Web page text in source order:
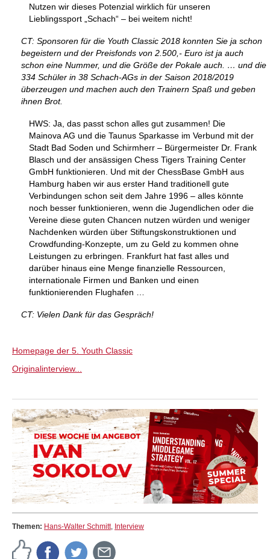
Nutzen wir dieses Potenzial wirklich für unseren
Lieblingssport „Schach“ – bei weitem nicht!
CT: Sponsoren für die Youth Classic 2018 konnten Sie ja schon
begeistern und der Preisfonds von 2.500,- Euro ist ja auch
schon eine Nummer, und die Größe der Pokale auch. … und die
334 Schüler in 38 Schach-AGs in der Saison 2018/2019
überzeugen und machen auch den Trainern Spaß und geben
ihnen Brot.
HWS: Ja, das passt schon alles gut zusammen! Die
Mainova AG und die Taunus Sparkasse im Verbund mit der
Stadt Bad Soden und Schirmherr – Bürgermeister Dr. Frank
Blasch und der ansässigen Chess Tigers Training Center
GmbH funktionieren. Und mit der ChessBase GmbH aus
Hamburg haben wir aus erster Hand traditionell gute
Verbindungen schon seit dem Jahre 1996 – alles könnte
noch besser funktionieren, wenn die Jugendlichen oder die
Vereine diese guten Chancen nutzen würden und weniger
Nachdenken würden über Stiftungskonstruktionen und
Crowdfunding-Konzepte, um zu Geld zu kommen ohne
Leistungen zu erbringen. Frankfurt hat fast alles und
darüber hinaus eine Menge finanzielle Ressourcen,
internationale Firmen und Banken und einen
funktionierenden Flughafen …
CT: Vielen Dank für das Gespräch!
Homepage der 5. Youth Classic
Originalinterview...
Themen: Hans-Walter Schmitt, Interview